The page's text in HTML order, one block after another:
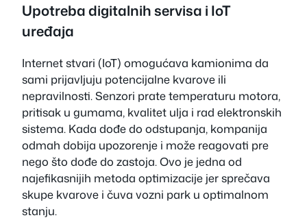
Upotreba digitalnih servisa i IoT
uređaja
Internet stvari (IoT) omogućava kamionima da
sami prijavljuju potencijalne kvarove ili
nepravilnosti. Senzori prate temperaturu motora,
pritisak u gumama, kvalitet ulja i rad elektronskih
sistema. Kada dođe do odstupanja, kompanija
odmah dobija upozorenje i može reagovati pre
nego što dođe do zastoja. Ovo je jedna od
najefikasnijih metoda optimizacije jer sprečava
skupe kvarove i čuva vozni park u optimalnom
stanju.